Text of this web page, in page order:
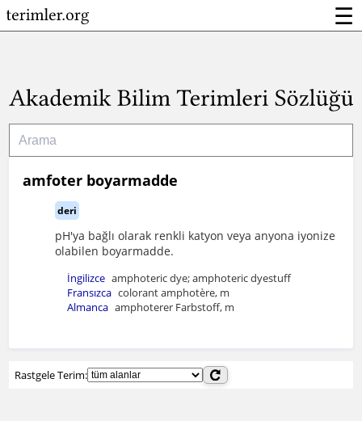
☰
amfoter boyarmadde
deri
pH'ya bağlı olarak renkli katyon veya anyona iyonize
olabilen boyarmadde.
İngilizce amphoteric dye; amphoteric dyestuff
Fransızca colorant amphotère, m
Almanca amphoterer Farbstoff, m
Rastgele Terim: